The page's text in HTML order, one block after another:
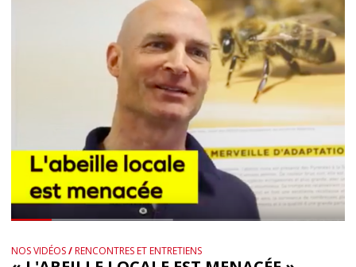
NOS VIDÉOS/RENCONTRES ET ENTRETIENS